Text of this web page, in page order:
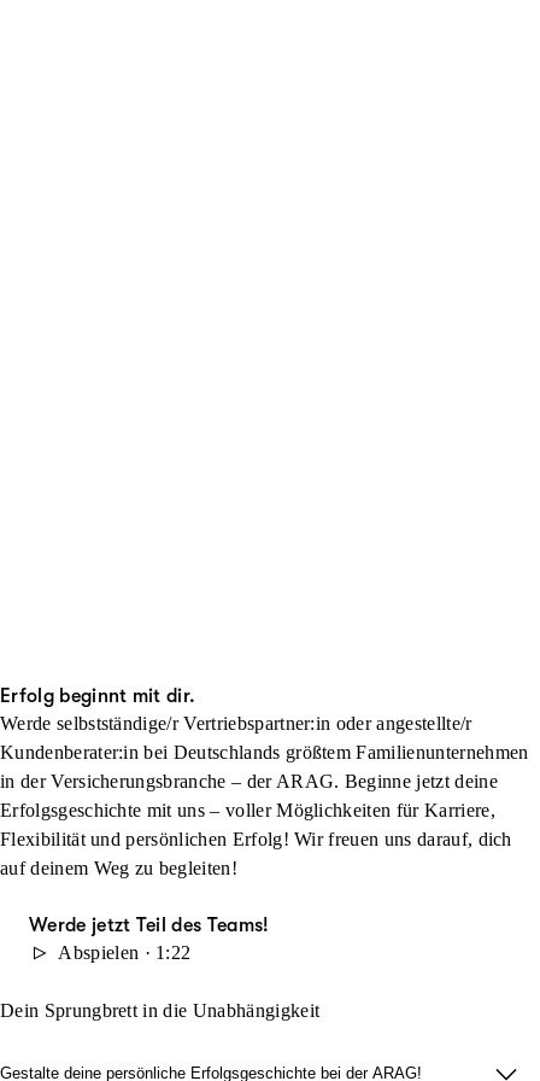
Erfolg beginnt mit dir.
Werde selbstständige/r Vertriebspartner:in oder angestellte/r
Kundenberater:in bei Deutschlands größtem Familienunternehmen
in der Versicherungsbranche – der ARAG. Beginne jetzt deine
Erfolgsgeschichte mit uns – voller Möglichkeiten für Karriere,
Flexibilität und persönlichen Erfolg! Wir freuen uns darauf, dich
auf deinem Weg zu begleiten!
Werde jetzt Teil des Teams!
Abspielen · 1:22
Dein Sprungbrett in die Unabhängigkeit
Gestalte deine persönliche Erfolgsgeschichte bei der ARAG!